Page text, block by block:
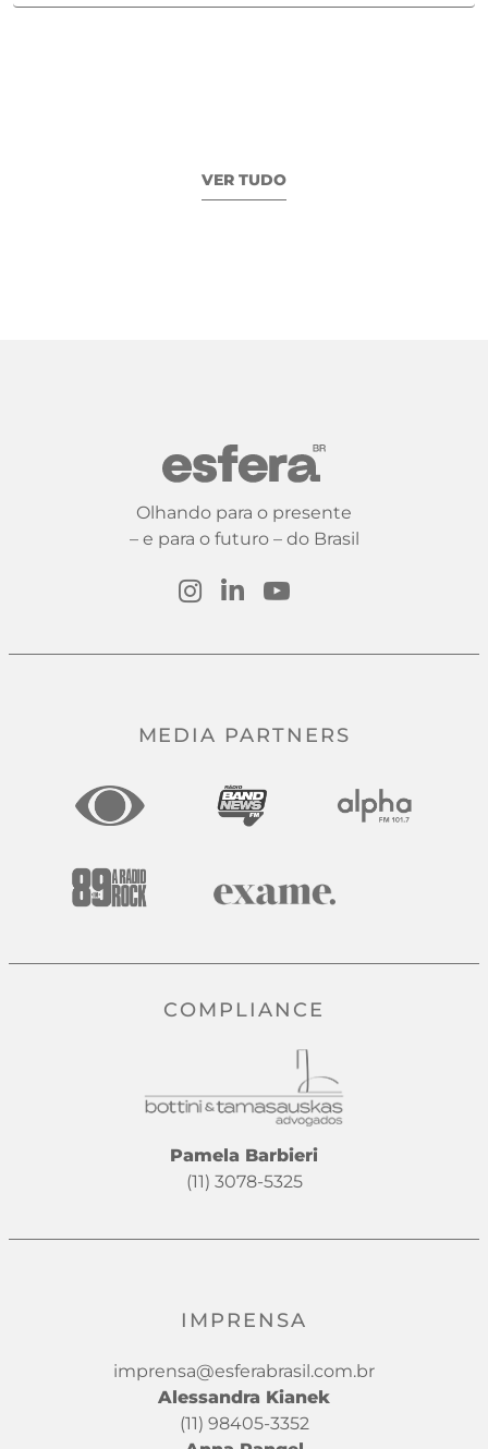
VER TUDO
Olhando para o presente
– e para o futuro – do Brasil
MEDIA PARTNERS
COMPLIANCE
Pamela Barbieri
(11) 3078-5325
IMPRENSA
imprensa@esferabrasil.com.br
Alessandra Kianek
(11) 98405-3352